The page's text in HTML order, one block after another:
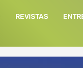
REVISTAS